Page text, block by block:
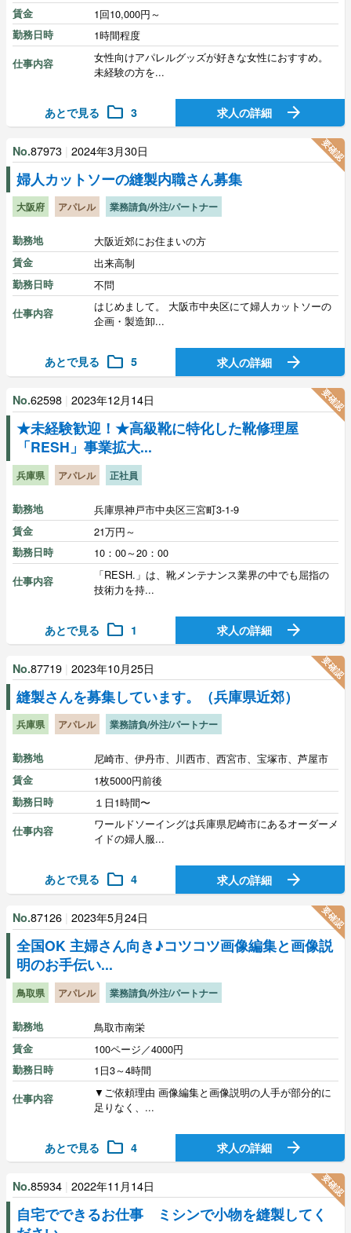
賃金 1回10,000円～
勤務日時 1時間程度
仕事内容
女性向けアパレルグッズが好きな女性におすすめ。
未経験の方を...
あとで見る folder 3 求人の詳細 arrow_forward
No.87973 2024年3月30日
婦人カットソーの縫製内職さん募集
大阪府 アパレル 業務請負/外注/パートナー
勤務地 大阪近郊にお住まいの方
賃金 出来高制
勤務日時 不問
仕事内容
はじめまして。 大阪市中央区にて婦人カットソーの
企画・製造卸...
あとで見る folder 5 求人の詳細 arrow_forward
要確認
No.62598 2023年12月14日
★未経験歓迎！★高級靴に特化した靴修理屋
「RESH」事業拡大...
兵庫県 アパレル 正社員
勤務地 兵庫県神戸市中央区三宮町3-1-9
賃金 21万円～
勤務日時 10：00～20：00
仕事内容
「RESH.」は、靴メンテナンス業界の中でも屈指の
技術力を持...
あとで見る folder 1 求人の詳細 arrow_forward
要確認
No.87719 2023年10月25日
縫製さんを募集しています。（兵庫県近郊）
兵庫県 アパレル 業務請負/外注/パートナー
勤務地 尼崎市、伊丹市、川西市、西宮市、宝塚市、芦屋市
賃金 1枚5000円前後
勤務日時 １日1時間〜
仕事内容
ワールドソーイングは兵庫県尼崎市にあるオーダーメ
イドの婦人服...
あとで見る folder 4 求人の詳細 arrow_forward
要確認
No.87126 2023年5月24日
全国OK 主婦さん向き♪コツコツ画像編集と画像説
明のお手伝い...
鳥取県 アパレル 業務請負/外注/パートナー
勤務地 鳥取市南栄
賃金 100ページ／4000円
勤務日時 1日3～4時間
仕事内容
▼ご依頼理由 画像編集と画像説明の人手が部分的に
足りなく、...
あとで見る folder 4 求人の詳細 arrow_forward
要確認
No.85934 2022年11月14日
自宅でできるお仕事 ミシンで小物を縫製してく
要確認